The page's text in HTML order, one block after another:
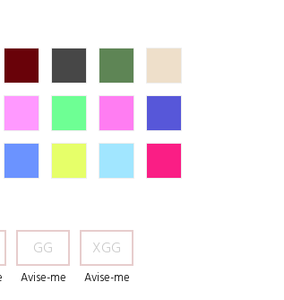
GG
Avise-me
XGG
Avise-me